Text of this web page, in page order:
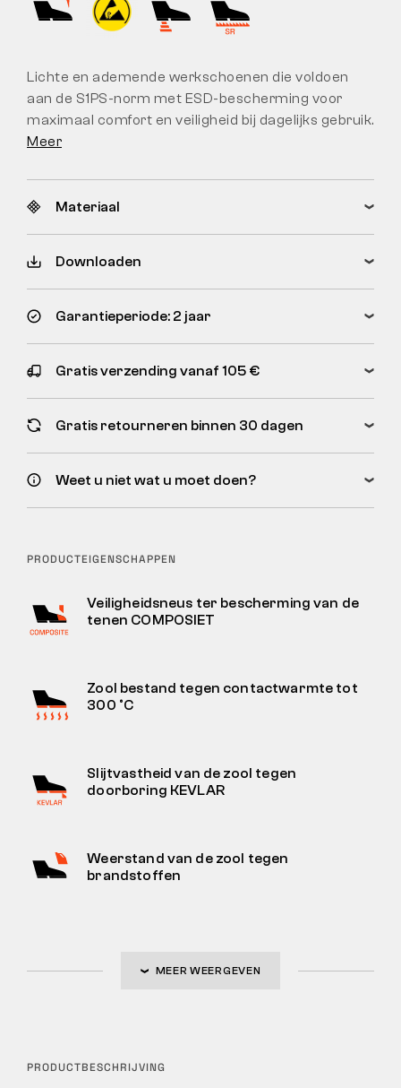
Lichte en ademende werkschoenen die voldoen
aan de S1PS-norm met ESD-bescherming voor
maximaal comfort en veiligheid bij dagelijks gebruik.
Meer
Materiaal
Downloaden
Garantieperiode: 2 jaar
Gratis verzending vanaf 105 €
Gratis retourneren binnen 30 dagen
Weet u niet wat u moet doen?
PRODUCTEIGENSCHAPPEN
Veiligheidsneus ter bescherming van de
tenen COMPOSIET
Zool bestand tegen contactwarmte tot
300 °C
Slijtvastheid van de zool tegen
doorboring KEVLAR
Weerstand van de zool tegen
brandstoffen
MEER WEERGEVEN
PRODUCTBESCHRIJVING